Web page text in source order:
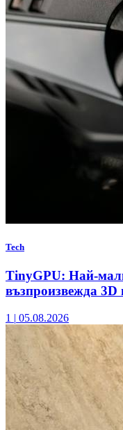
Tech
TinyGPU: Най-
възпроизвежда 3D
1 | 05.08.2026